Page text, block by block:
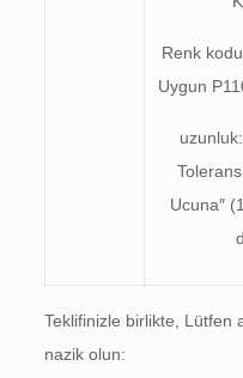
Renk
Uygun
Ucuna″
Teklifinizle birlikte, Lütfen
nazik olun: